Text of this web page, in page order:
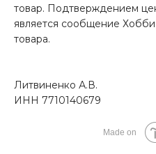
товар. Подтверждением
является сообщение
товара.
Литвиненко А.В.
ИНН 7710140679
Made on